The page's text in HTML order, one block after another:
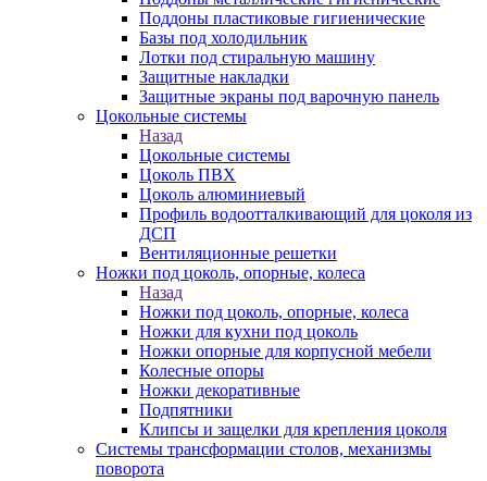
Поддоны пластиковые гигиенические
Базы под холодильник
Лотки под стиральную машину
Защитные накладки
Защитные экраны под варочную панель
Цокольные системы
Назад
Цокольные системы
Цоколь ПВХ
Цоколь алюминиевый
Профиль водоотталкивающий для цоколя из
ДСП
Вентиляционные решетки
Ножки под цоколь, опорные, колеса
Назад
Ножки под цоколь, опорные, колеса
Ножки для кухни под цоколь
Ножки опорные для корпусной мебели
Колесные опоры
Ножки декоративные
Подпятники
Клипсы и защелки для крепления цоколя
Системы трансформации столов, механизмы
поворота